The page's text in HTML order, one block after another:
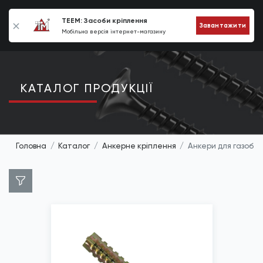
TEEM: Засоби кріплення
Мобільна версія інтернет-магазину
Завантажити
0
КАТАЛОГ ПРОДУКЦIЇ
Головна Каталог Анкерне кріплення Анкери для